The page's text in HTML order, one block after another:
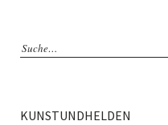
KUNSTUNDHELDEN